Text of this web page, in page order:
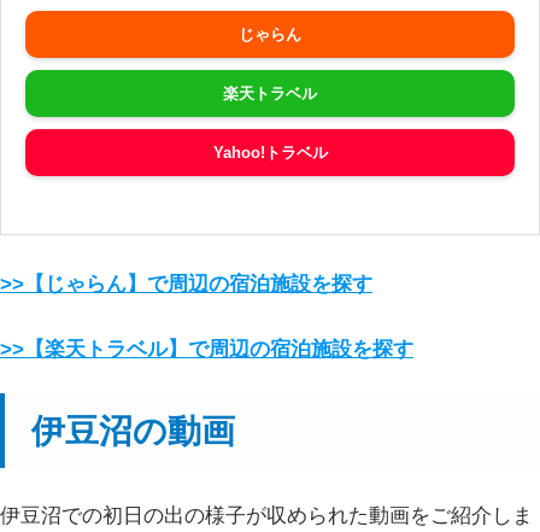
じゃらん
楽天トラベル
Yahoo!トラベル
>>【じゃらん】で周辺の宿泊施設を探す
>>【楽天トラベル】で周辺の宿泊施設を探す
伊豆沼の動画
伊豆沼での初日の出の様子が収められた動画をご紹介しま